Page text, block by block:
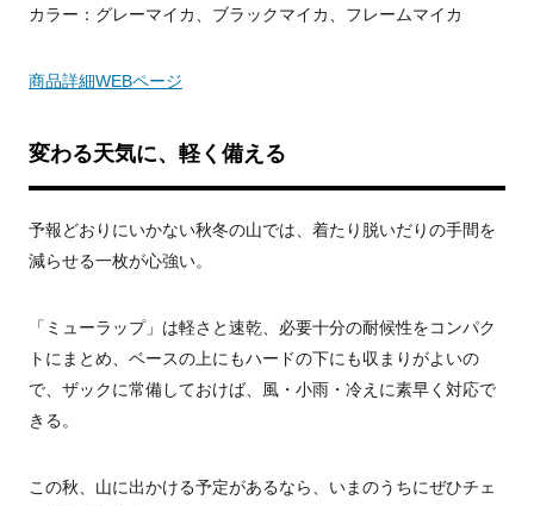
カラー：グレーマイカ、ブラックマイカ、フレームマイカ
商品詳細WEBページ
変わる天気に、軽く備える
予報どおりにいかない秋冬の山では、着たり脱いだりの手間を
減らせる一枚が心強い。
「ミューラップ」は軽さと速乾、必要十分の耐候性をコンパク
トにまとめ、ベースの上にもハードの下にも収まりがよいの
で、ザックに常備しておけば、風・小雨・冷えに素早く対応で
きる。
この秋、山に出かける予定があるなら、いまのうちにぜひチェ